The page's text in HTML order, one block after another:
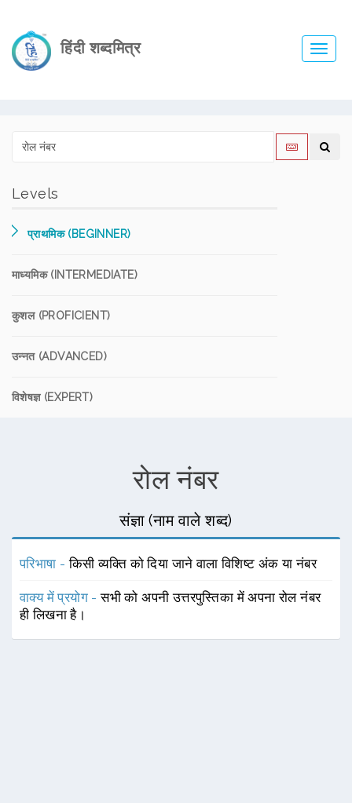
हिंदी शब्दमित्र
Levels
प्राथमिक (BEGINNER)
माध्यमिक (INTERMEDIATE)
कुशल (PROFICIENT)
उन्नत (ADVANCED)
विशेषज्ञ (EXPERT)
रोल नंबर
संज्ञा (नाम वाले शब्द)
परिभाषा -किसी व्यक्ति को दिया जाने वाला विशिष्ट अंक या नंबर
वाक्य में प्रयोग -सभी को अपनी उत्तरपुस्तिका में अपना रोल नंबर
ही लिखना है।